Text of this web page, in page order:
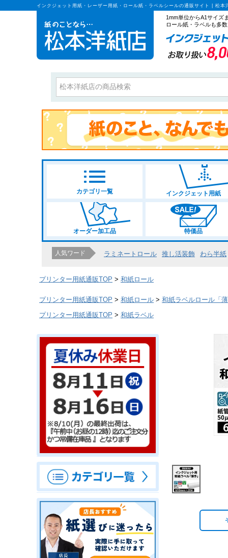
インクジェット用紙・レーザー用紙・ロール紙・ラベルシールの通販サイト | 松本
1mm単位からA1サイズ
ロール紙・ラベルも多
カテゴリ一覧 インクジェット用紙
オーダー加工品 特価品
人気ワード ラミネートロール 推し活装飾 わら半紙
プリンター用紙通販TOP 和紙ロール
プリンター用紙通販TOP 和紙ロール
和紙ラベルロール「
プリンター用紙通販TOP
和紙ラベル